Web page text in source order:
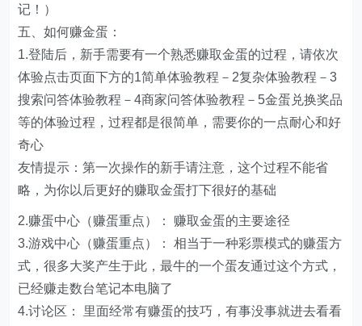
记！）
五、如何赚金蛋：
1.登陆后，新手需要有一个熟悉赚取金蛋的过程，请依次
体验点击页面下方的1简单体验教程－2复杂体验教程－3
搜索问答体验教程－4商家问答体验教程－5金蛋兑换奖品
等的体验过程，过程都是很简单，需要你的一点耐心和好
奇心
友情提示：第一次操作的新手请注意，这个过程不能省
略，为你以后更好的赚取金蛋打下很好的基础
2.赚蛋中心（赚蛋重点）： 赚取金蛋的主要途径
3.游戏中心（赚蛋重点）： 相当于一种彩票模式的赚蛋方
式，很多大奖产生于此，最牛的一个蛋友通过这个方式，
已经赚走数台笔记本电脑了
4.讨论区： 里面经常有赚蛋的技巧，有事没事就进去看看